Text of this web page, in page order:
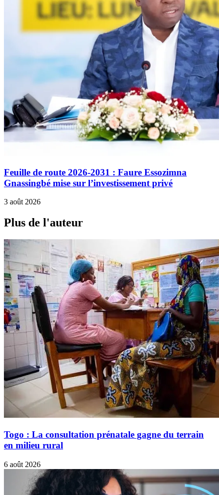
Feuille de route 2026-2031 : Faure Essozimna
Gnassingbé mise sur l’investissement privé
3 août 2026
Plus de l'auteur
Togo : La consultation prénatale gagne du terrain
en milieu rural
6 août 2026